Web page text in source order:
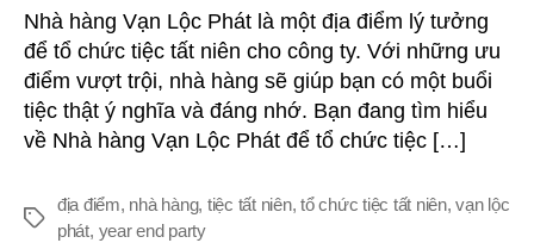
Nhà hàng Vạn Lộc Phát là một địa điểm lý tưởng
để tổ chức tiệc tất niên cho công ty. Với những ưu
điểm vượt trội, nhà hàng sẽ giúp bạn có một buổi
tiệc thật ý nghĩa và đáng nhớ. Bạn đang tìm hiểu
về Nhà hàng Vạn Lộc Phát để tổ chức tiệc […]
Thẻ
địa điểm, nhà hàng, tiệc tất niên,tổ chức tiệc tất niên,vạn lộc
phát, year end party